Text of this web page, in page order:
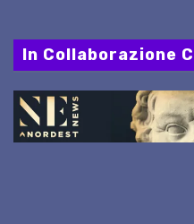
In Collaborazione